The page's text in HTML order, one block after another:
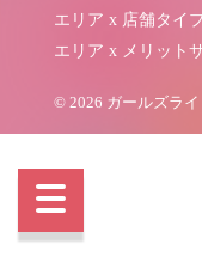
エリア x 店舗タイ
エリア x メリット
© 2026 ガールズライ